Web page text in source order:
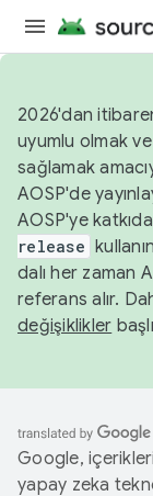
2026'dan
uyumlu olmak
sağlamak
AOSP'de
AOSP'ye
release
dalı her zaman
referans alır.
değişiklikler
Google,
yapay zeka